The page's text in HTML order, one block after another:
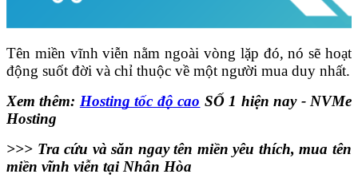
Tên miền vĩnh viễn nằm ngoài vòng lặp đó, nó sẽ hoạt
động suốt đời và chỉ thuộc về một người mua duy nhất.
Xem thêm: Hosting tốc độ cao SỐ 1 hiện nay - NVMe
Hosting
>>> Tra cứu và săn ngay tên miền yêu thích, mua tên
miền vĩnh viễn tại Nhân Hòa